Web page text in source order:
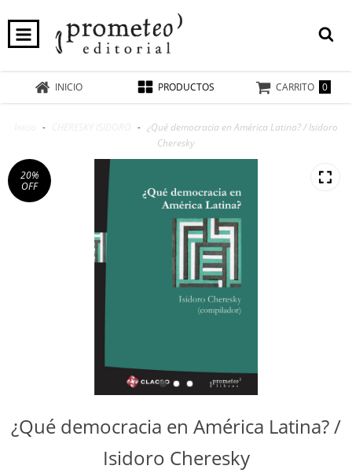
INICIO PRODUCTOS CARRITO 0
- - ¿Qué democracia en América Latina? / Isidoro
Cheresky
20%
OFF
¿Qué democracia en América Latina? /
Isidoro Cheresky